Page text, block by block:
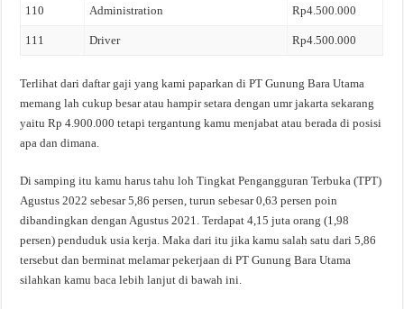
110 Administration Rp4.500.000
111 Driver Rp4.500.000
Terlihat dari daftar gaji yang kami paparkan di PT Gunung Bara Utama
memang lah cukup besar atau hampir setara dengan umr jakarta sekarang
yaitu Rp 4.900.000 tetapi tergantung kamu menjabat atau berada di posisi
apa dan dimana.
Di samping itu kamu harus tahu loh Tingkat Pengangguran Terbuka (TPT)
Agustus 2022 sebesar 5,86 persen, turun sebesar 0,63 persen poin
dibandingkan dengan Agustus 2021. Terdapat 4,15 juta orang (1,98
persen) penduduk usia kerja. Maka dari itu jika kamu salah satu dari 5,86
tersebut dan berminat melamar pekerjaan di PT Gunung Bara Utama
silahkan kamu baca lebih lanjut di bawah ini.